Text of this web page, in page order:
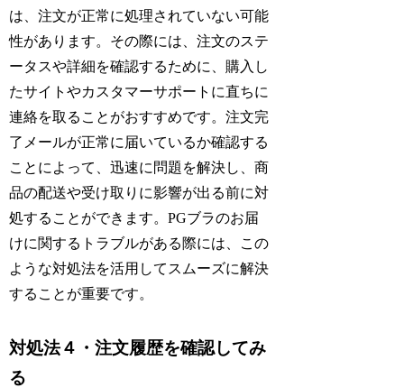
は、注文が正常に処理されていない可能
性があります。その際には、注文のステ
ータスや詳細を確認するために、購入し
たサイトやカスタマーサポートに直ちに
連絡を取ることがおすすめです。注文完
了メールが正常に届いているか確認する
ことによって、迅速に問題を解決し、商
品の配送や受け取りに影響が出る前に対
処することができます。PGブラのお届
けに関するトラブルがある際には、この
ような対処法を活用してスムーズに解決
することが重要です。
対処法４・注文履歴を確認してみ
る